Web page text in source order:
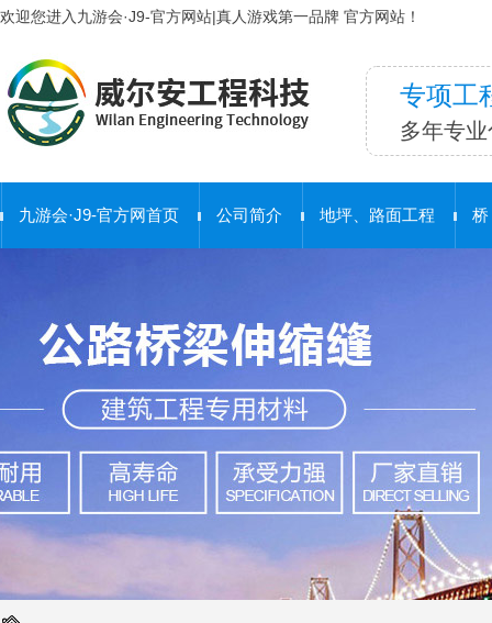
欢迎您进入九游会·J9-官方网站|真人游戏第一品牌 官方网站！
专项工
多年专
九游会·J9-官方网首页 公司简介 地坪、路面工程 桥